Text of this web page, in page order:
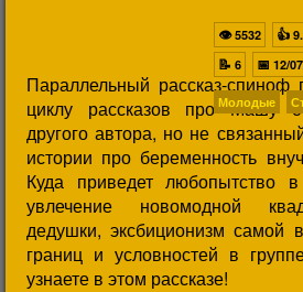
Параллельный рассказ-
циклу рассказов про Машу с
другого автора, но не
истории про беременность
Куда приведет любопытство
увлечение новомодной
дедушки, эксбиционизм самой
границ и условностей в
узнаете в этом рассказе!
👁5532 👍
📝 6 📅 12/
Молодые